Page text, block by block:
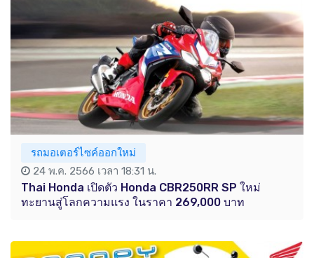
รถมอเตอร์ไซค์ออกใหม่
24 พ.ค. 2566 เวลา 18:31 น.
Thai Honda เปิดตัว Honda CBR250RR SP ใหม่
ทะยานสู่โลกความแรง ในราคา 269,000 บาท